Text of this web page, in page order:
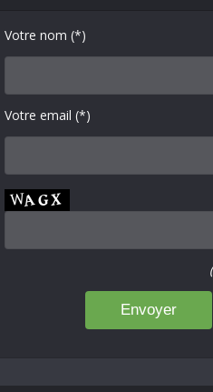
Votre nom (*)
Votre email (*)